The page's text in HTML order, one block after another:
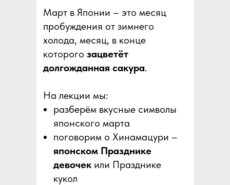
Март в Японии – это месяц
пробуждения от зимнего
холода, месяц, в конце
которого зацветёт
долгожданная сакура.
На лекции мы:
разберём вкусные символы
японского марта
поговорим о Хинамацури –
японском Празднике
девочек или Празднике
кукол